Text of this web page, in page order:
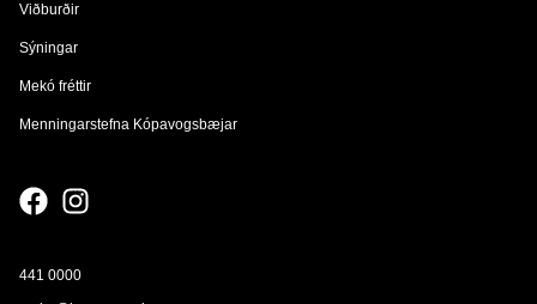
Viðburðir
Sýningar
Mekó fréttir
Menningarstefna Kópavogsbæjar
441 0000